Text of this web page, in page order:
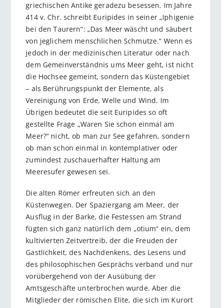
griechischen Antike geradezu besessen. Im Jahre
414 v. Chr. schreibt Euripides in seiner „Iphigenie
bei den Taurern“: „Das Meer wäscht und säubert
von jeglichem menschlichen Schmutze.“ Wenn es
jedoch in der medizinischen Literatur oder nach
dem Gemeinverständnis ums Meer geht, ist nicht
die Hochsee gemeint, sondern das Küstengebiet
– als Berührungspunkt der Elemente, als
Vereinigung von Erde, Welle und Wind. Im
Übrigen bedeutet die seit Euripides so oft
gestellte Frage „Waren Sie schon einmal am
Meer?“ nicht, ob man zur See gefahren, sondern
ob man schon einmal in kontemplativer oder
zumindest zuschauerhafter Haltung am
Meeresufer gewesen sei.
Die alten Römer erfreuten sich an den
Küstenwegen. Der Spaziergang am Meer, der
Ausflug in der Barke, die Festessen am Strand
fügten sich ganz natürlich dem „otium“ ein, dem
kultivierten Zeitvertreib, der die Freuden der
Gastlichkeit, des Nachdenkens, des Lesens und
des philosophischen Gesprächs verband und nur
vorübergehend von der Ausübung der
Amtsgeschäfte unterbrochen wurde. Aber die
Mitglieder der römischen Elite, die sich im Kurort